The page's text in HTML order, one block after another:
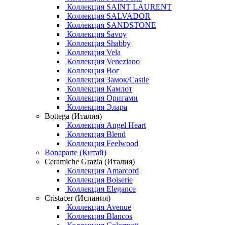
Коллекция SAINT LAURENT
Коллекция SALVADOR
Коллекция SANDSTONE
Коллекция Savoy
Коллекция Shabby
Коллекция Vela
Коллекция Veneziano
Коллекция Вог
Коллекция Замок/Castle
Коллекция Камлот
Коллекция Оригами
Коллекция Элара
Bottega (Италия)
Коллекция Angel Heart
Коллекция Blend
Коллекция Feelwood
Bonaparte (Китай)
Ceramiche Grazia (Италия)
Коллекция Amarcord
Коллекция Boiserie
Коллекция Elegance
Cristacer (Испания)
Коллекция Avenue
Коллекция Blancos